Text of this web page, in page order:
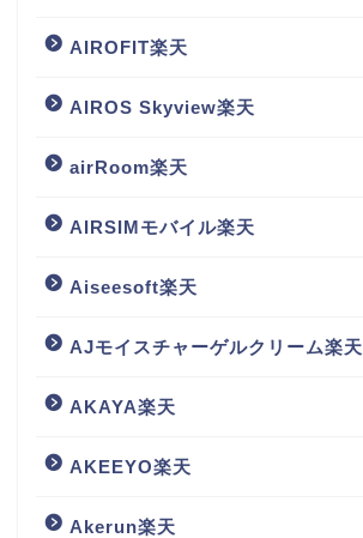
AIROFIT楽天
AIROS Skyview楽天
airRoom楽天
AIRSIMモバイル楽天
Aiseesoft楽天
AJモイスチャーゲルクリーム楽天
AKAYA楽天
AKEEYO楽天
Akerun楽天